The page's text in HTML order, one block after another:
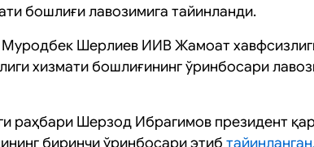
бошлиғи лавозимига тайинланди.
Муродбек Шерлиев ИИВ Жамоат
хизмати бошлиғининг ўринбосари
раҳбари Шерзод Ибрагимов президент
биринчи ўринбосари этиб